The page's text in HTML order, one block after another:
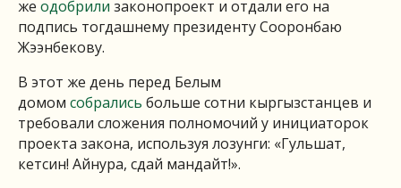
же одобрили законопроект и отдали его на
подпись тогдашнему президенту Сооронбаю
Жээнбекову.
В этот же день перед Белым
домом собрались больше сотни кыргызстанцев и
требовали сложения полномочий у инициаторок
проекта закона, используя лозунги: «Гульшат,
кетсин! Айнура, сдай мандайт!».